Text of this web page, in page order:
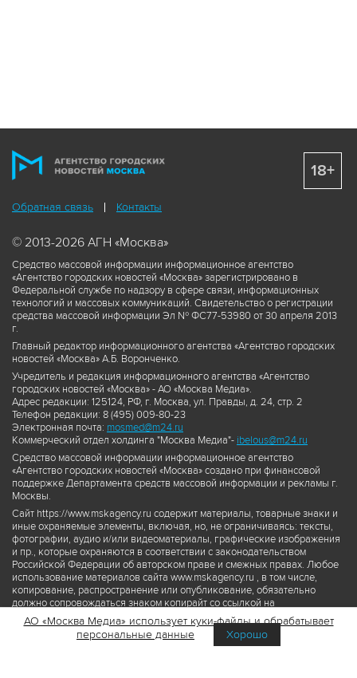
Обратная связь Контакты
© 2013-2026 АГН «Москва»
Средство массовой информации информационное агентство
«Агентство городских новостей «Москва» зарегистрировано в
Федеральной службе по надзору в сфере связи, информационных
технологий и массовых коммуникаций. Свидетельство о регистрации
средства массовой информации Эл № ФС77-53980 от 30 апреля 2013
г.
Главный редактор информационного агентства «Агентство городских
новостей «Москва» А.Б. Воронченко.
Учредитель и редакция информационного агентства «Агентство
городских новостей «Москва» - АО «Москва Медиа».
Адрес редакции: 125124, РФ, г. Москва, ул. Правды, д. 24, стр. 2
Телефон редакции: 8 (495) 009-80-23
Электронная почта: mosmed@m24.ru
Коммерческий отдел холдинга "Москва Медиа"- ibelous@m24.ru
Средство массовой информации информационное агентство
«Агентство городских новостей «Москва» создано при финансовой
поддержке Департамента средств массовой информации и рекламы г.
Москвы.
Сайт https://www.mskagency.ru содержит материалы, товарные знаки и
иные охраняемые элементы, включая, но, не ограничиваясь: тексты,
фотографии, аудио и/или видеоматериалы, графические изображения
и пр., которые охраняются в соответствии с законодательством
Российской Федерации об авторском праве и смежных правах. Любое
использование материалов сайта www.mskagency.ru , в том числе,
копирование, распространение или опубликование, обязательно
должно сопровождаться знаком копирайт со ссылкой на
правообладателя © АО «Москва Медиа», а также гиперссылкой на сайт
www.mskagency.ru как на первоисточник информации. Переработка
материалов сайта www.mskagency.ru не допускается.
18+
АО «Москва Медиа» использует куки-файлы и обрабатывает
персональные данные
Хорошо